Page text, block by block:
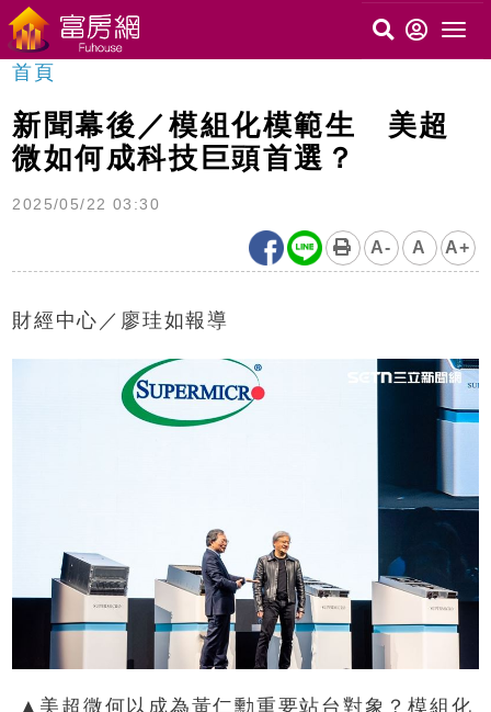
首頁
新聞幕後／模組化模範生 美超
微如何成科技巨頭首選？
2025/05/22 03:30
A- A A+
財經中心／廖珪如報導
▲美超微何以成為黃仁勳重要站台對象？模組化